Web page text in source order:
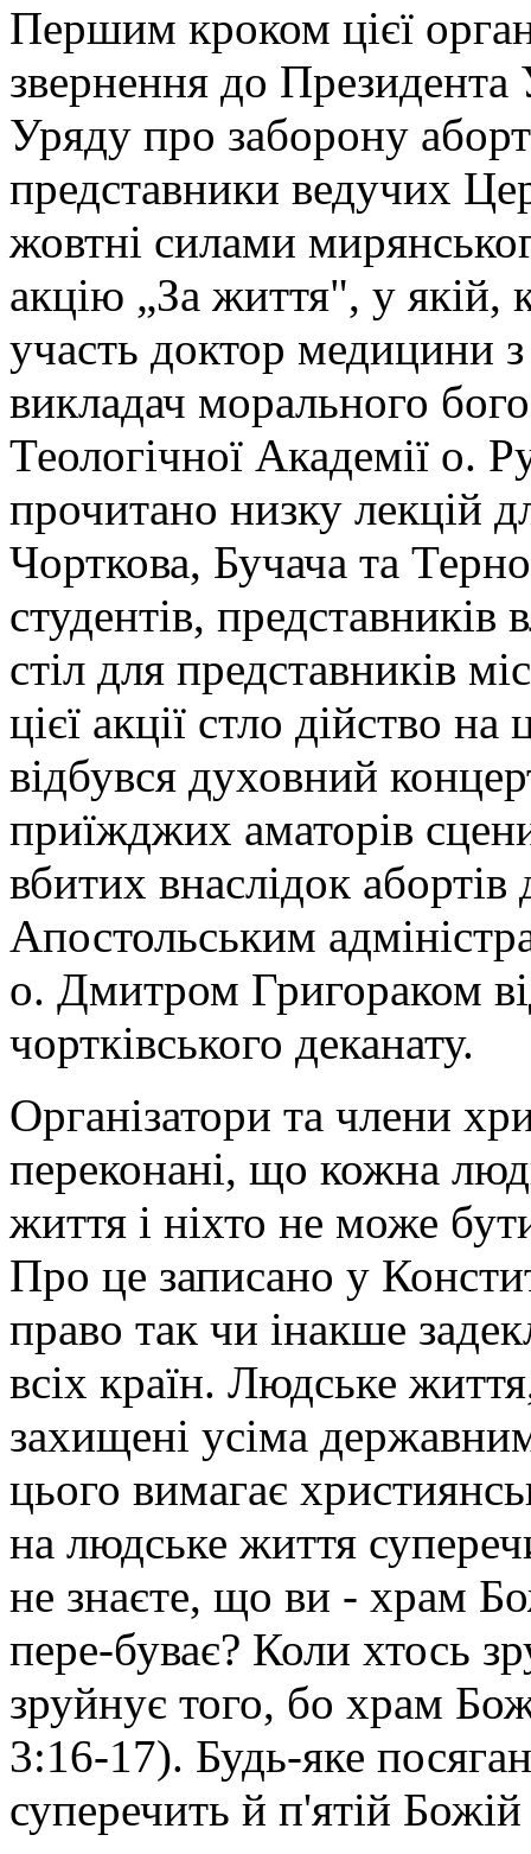
Першим кроком цієї
звернення до
Уряду про заборону
представники ведучих
жовтні силами
акцію „За життя", у якій,
участь доктор медицини
викладач морального
Теологічної Академії о.
прочитано низку лекцій
Чорткова, Бучача та
студентів, представників
стіл для представників
цієї акції стло дійство
відбувся духовний
приїжджих аматорів
вбитих внаслідок
Апостольським
о. Дмитром Григораком
чортківського деканату.
Організатори та члени
переконані, що кожна
життя і ніхто не може
Про це записано у
право так чи інакше
всіх країн. Людське
захищені усіма
цього вимагає
на людське життя
не знаєте, що ви - храм
пере-буває? Коли хтось
зруйнує того, бо храм
3:16-17). Будь-яке
суперечить й п'ятій